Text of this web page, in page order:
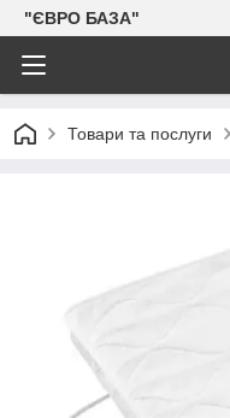
"ЄВРО БАЗА"
Товари та послуги